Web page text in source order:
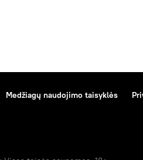
Medžiagų naudojimo taisyklės